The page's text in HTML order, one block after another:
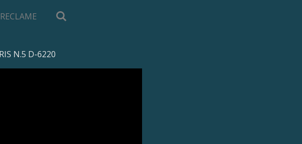
RECLAME
N.5 D-6220